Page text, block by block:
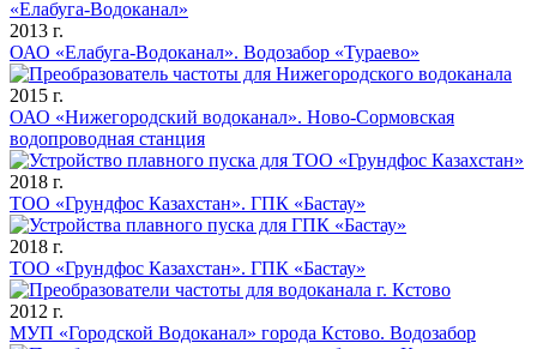
2013 г.
ОАО «Елабуга-Водоканал». Водозабор «Тураево»
2015 г.
ОАО «Нижегородский водоканал». Ново-Сормовская
водопроводная станция
2018 г.
ТОО «Грундфос Казахстан». ГПК «Бастау»
2018 г.
ТОО «Грундфос Казахстан». ГПК «Бастау»
2012 г.
МУП «Городской Водоканал» города Кстово. Водозабор